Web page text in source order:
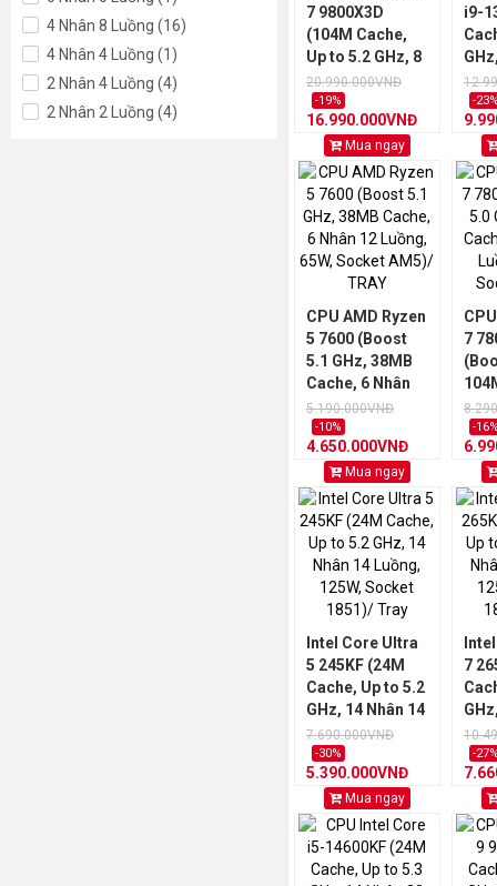
4 Nhân 8 Luồng (16)
4 Nhân 4 Luồng (1)
2 Nhân 4 Luồng (4)
2 Nhân 2 Luồng (4)
7 9800X3D
(104M Cache,
Up to 5.2 GHz, 8
Nhân 16 Luồng,
120W, Socket
AM5)
20.990.000VNĐ
-19%
16.990.000VNĐ
Mua ngay
i9-
-
CPU AMD Ryzen
5 7600 (Boost
5.1 GHz, 38MB
Cache, 6 Nhân
12 Luồng, 65W,
Socket AM5)/
TRAY
5.190.000VNĐ
-10%
4.650.000VNĐ
Mua ngay
7
-
Intel Core Ultra
5 245KF (24M
Cache, Up to 5.2
GHz, 14 Nhân 14
Luồng, 125W,
Socket 1851)/
Tray
7.690.000VNĐ
-30%
5.390.000VNĐ
Mua ngay
7
Tray
-